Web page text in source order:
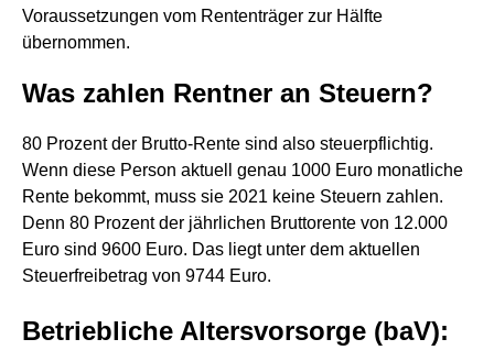
Voraussetzungen vom Rententräger zur Hälfte
übernommen.
Was zahlen Rentner an Steuern?
80 Prozent der Brutto-Rente sind also steuerpflichtig.
Wenn diese Person aktuell genau 1000 Euro monatliche
Rente bekommt, muss sie 2021 keine Steuern zahlen.
Denn 80 Prozent der jährlichen Bruttorente von 12.000
Euro sind 9600 Euro. Das liegt unter dem aktuellen
Steuerfreibetrag von 9744 Euro.
Betriebliche Altersvorsorge (baV):